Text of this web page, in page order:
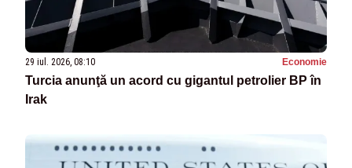
29 iul. 2026, 08:10 Economie
Turcia anunţă un acord cu gigantul petrolier BP în
Irak